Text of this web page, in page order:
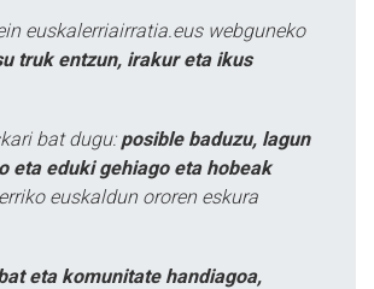
euskalerriairratia.eus webguneko
truk entzun, irakur eta ikus
bat dugu: posible baduzu, lagun
eta eduki gehiago eta hobeak
euskaldun ororen eskura
eta komunitate handiagoa,